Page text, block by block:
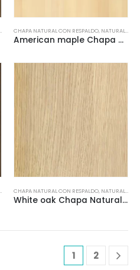
CHAPA NATURAL CON RESPALDO, NATURAL VENEERS
American maple Chapa Natural con respaldo
CHAPA NATURAL CON RESPALDO, NATURAL VENEERS
White oak Chapa Natural con respaldo
1 2